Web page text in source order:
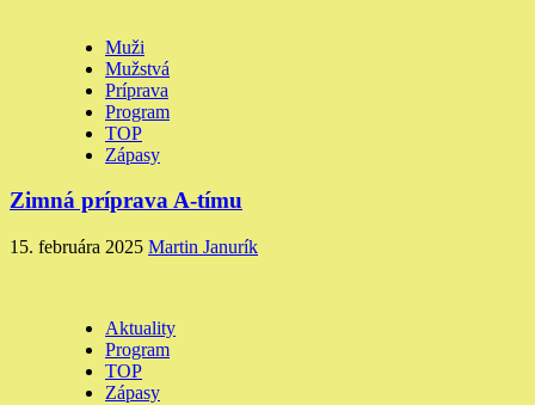
Muži
Mužstvá
Príprava
Program
TOP
Zápasy
Zimná príprava A-tímu
15. februára 2025 Martin Janurík
Aktuality
Program
TOP
Zápasy